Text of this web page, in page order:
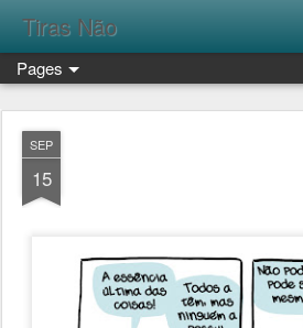
Tiras Não
Pages
SEP
15